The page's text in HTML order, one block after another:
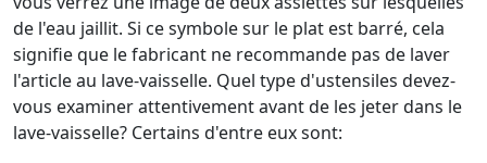
de l'eau jaillit. Si ce symbole sur le plat est barré, cela
signifie que le fabricant ne recommande pas de laver
l'article au lave-vaisselle. Quel type d'ustensiles devez-
vous examiner attentivement avant de les jeter dans le
lave-vaisselle? Certains d'entre eux sont: